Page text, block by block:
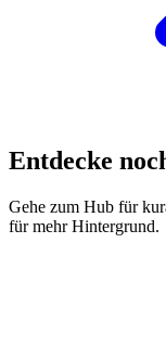
Entdecke
Gehe zum Hub für
für mehr Hintergrund.